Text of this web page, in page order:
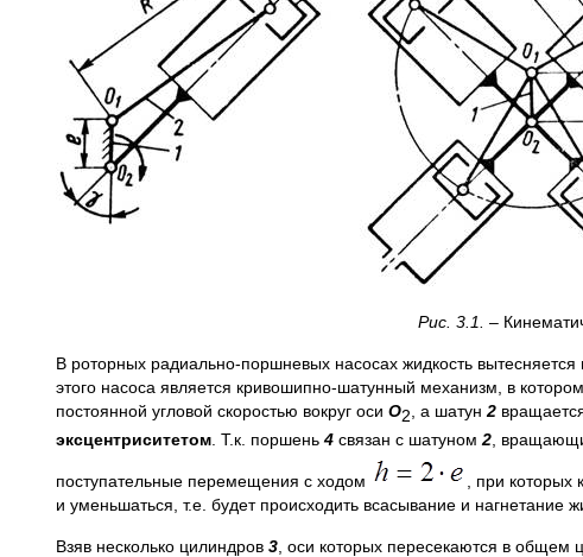
Рис. 3.1. –
В роторных радиально-поршневых насосах жидкость
этого насоса является кривошипно-шатунный механизм, в
постоянной угловой скоростью вокруг оси O2 , а шатун 2
эксцентриситетом . Т.к. поршень 4 связан с шатуном 2 ,
поступательные перемещения с ходом
, при
и уменьшаться, т.е. будет происходить всасывание и нагнетание
Взяв несколько цилиндров 3 , оси которых пересекаются в общем